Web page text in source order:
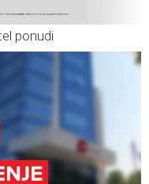
ponudi